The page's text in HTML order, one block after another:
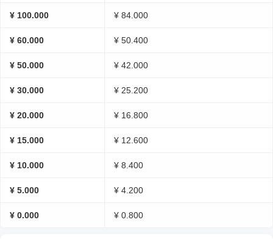
¥ 100.000 ¥ 84.000
¥ 60.000 ¥ 50.400
¥ 50.000 ¥ 42.000
¥ 30.000 ¥ 25.200
¥ 20.000 ¥ 16.800
¥ 15.000 ¥ 12.600
¥ 10.000 ¥ 8.400
¥ 5.000 ¥ 4.200
¥ 0.000 ¥ 0.800